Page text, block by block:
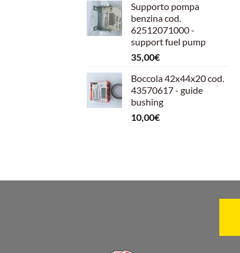
originale
era:
599,00€.
Supporto pompa
benzina cod.
62512071000 -
support fuel pump
35,00€
Boccola 42x44x20 cod.
43570617 - guide
bushing
10,00€